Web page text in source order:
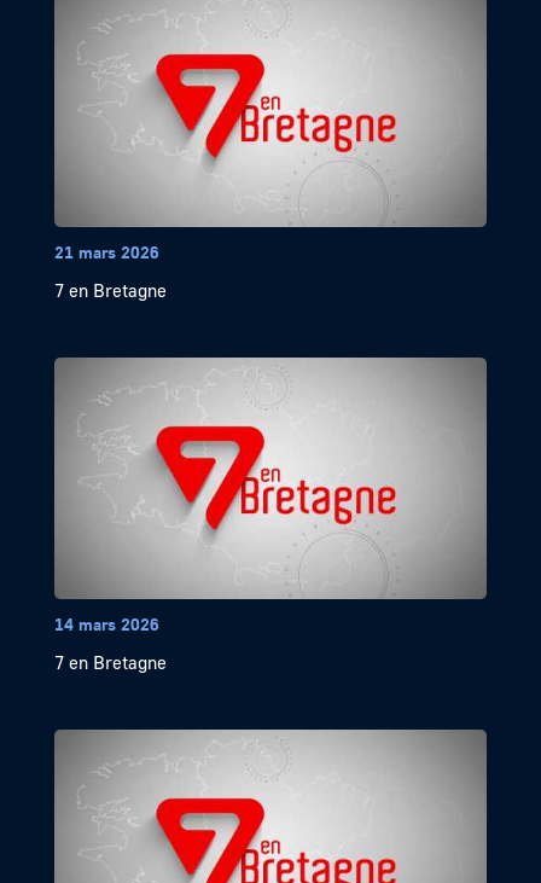
21 mars 2026
7 en Bretagne
14 mars 2026
7 en Bretagne